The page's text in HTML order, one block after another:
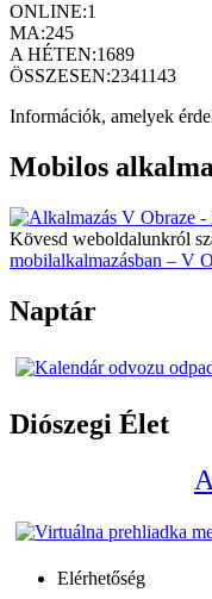
ONLINE:1
MA:245
A HÉTEN:1689
ÖSSZESEN:2341143
Információk, amelyek
Mobilos
Kövesd weboldalunkról
mobilalkalmazásban – V
Naptár
Diószegi Élet
Elérhetőség